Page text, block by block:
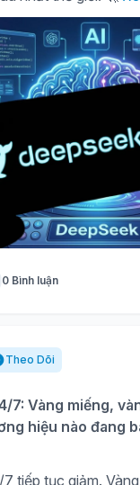
0 Bình luận
Theo Dõi
7: Vàng miếng,
hiệu nào đang
tiếp tục giảm.